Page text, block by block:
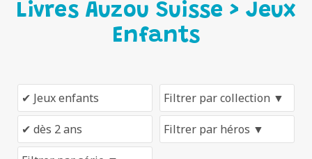
Livres Auzou Suisse > Jeux
Enfants